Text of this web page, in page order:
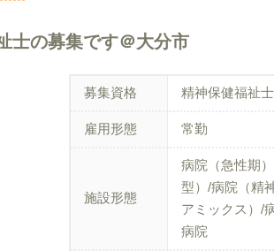
士の募集です＠大分市
募集資格 精神保健福祉士
雇用形態 常勤
施設形態
病院（急性期
型）/病院（精
アミックス）/
病院